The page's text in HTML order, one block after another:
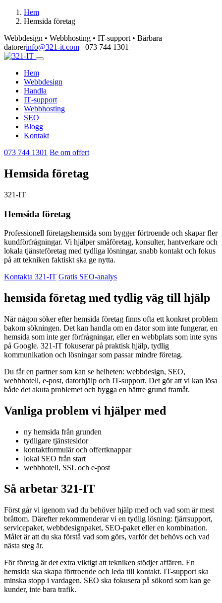
Hem
Hemsida företag
Webbdesign • Webbhosting • IT-support • Bärbara
datorerinfo@321-it.com 073 744 1301
Hem
Webbdesign
Handla
IT‑support
Webbhosting
SEO
Blogg
Kontakt
073 744 1301 Be om offert
Hemsida företag
321-IT
Hemsida företag
Professionell företagshemsida som bygger förtroende och skapar fler
kundförfrågningar. Vi hjälper småföretag, konsulter, hantverkare och
lokala tjänsteföretag med tydliga lösningar, snabb kontakt och fokus
på att tekniken faktiskt ska ge nytta.
Kontakta 321-IT Gratis SEO-analys
hemsida företag med tydlig väg till hjälp
När någon söker efter hemsida företag finns ofta ett konkret problem
bakom sökningen. Det kan handla om en dator som inte fungerar, en
hemsida som inte ger förfrågningar, eller en webbplats som inte syns
på Google. 321-IT fokuserar på praktisk hjälp, tydlig
kommunikation och lösningar som passar mindre företag.
Du får en partner som kan se helheten: webbdesign, SEO,
webbhotell, e-post, datorhjälp och IT-support. Det gör att vi kan lösa
både det akuta problemet och bygga en bättre grund framåt.
Vanliga problem vi hjälper med
ny hemsida från grunden
tydligare tjänstesidor
kontaktformulär och offertknappar
lokal SEO från start
webbhotell, SSL och e-post
Så arbetar 321-IT
Först går vi igenom vad du behöver hjälp med och vad som är mest
bråttom. Därefter rekommenderar vi en tydlig lösning: fjärrsupport,
servicepaket, webbdesignpaket, SEO-paket eller en kombination.
Målet är att du ska förstå vad som görs, varför det behövs och vad
nästa steg är.
För företag är det extra viktigt att tekniken stödjer affären. En
hemsida ska skapa förtroende och leda till kontakt. IT-support ska
minska stopp i vardagen. SEO ska fokusera på sökord som kan ge
kunder, inte bara trafik.